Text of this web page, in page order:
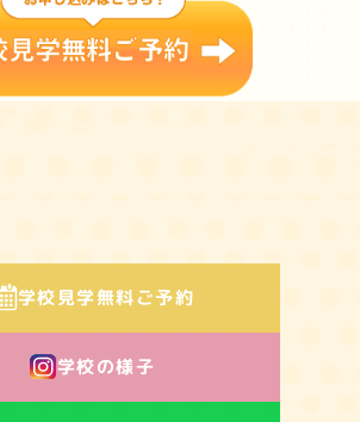
学校見学無料ご予約
学校の様子